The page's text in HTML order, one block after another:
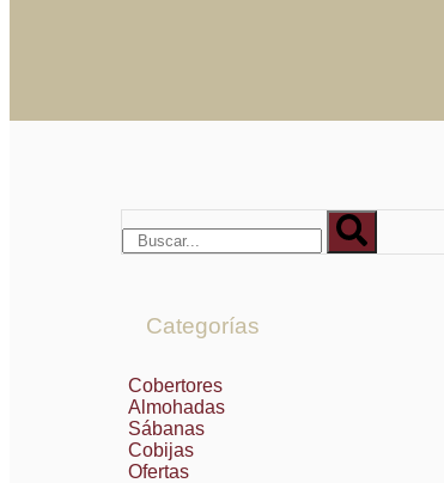
Categorías
Cobertores
Almohadas
Sábanas
Cobijas
Ofertas